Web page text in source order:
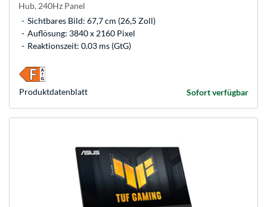
Hub, 240Hz Panel
Sichtbares Bild: 67,7 cm (26,5 Zoll)
Auflösung: 3840 x 2160 Pixel
Reaktionszeit: 0.03 ms (GtG)
Sofort verfügbar
Produkt­datenblatt